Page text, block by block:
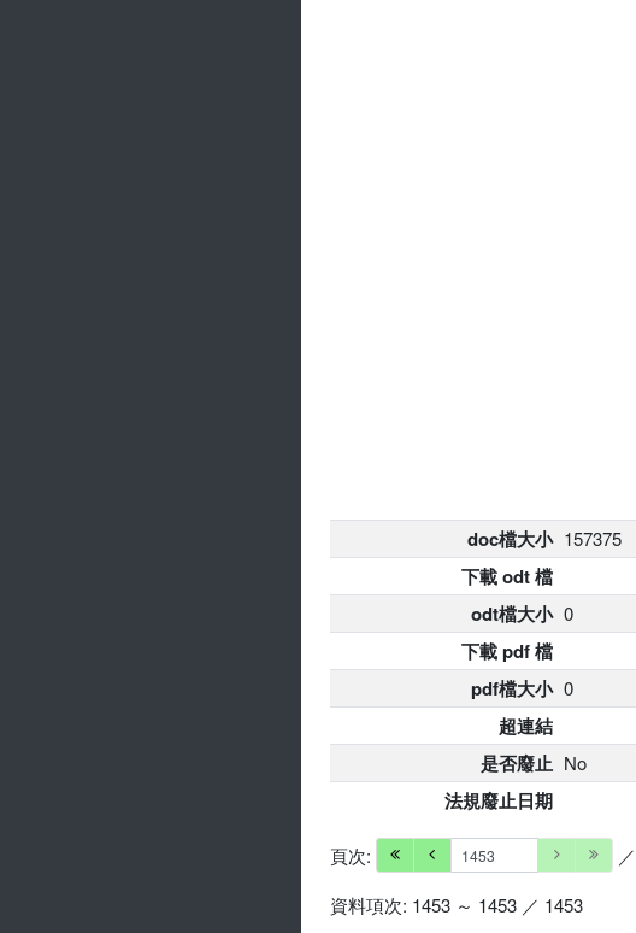
doc檔大小 157375
下載 odt 檔
odt檔大小 0
下載 pdf 檔
pdf檔大小 0
超連結
是否廢止 No
法規廢止日期
頁次:
資料項次: 1453 ～ 1453 ／ 1453